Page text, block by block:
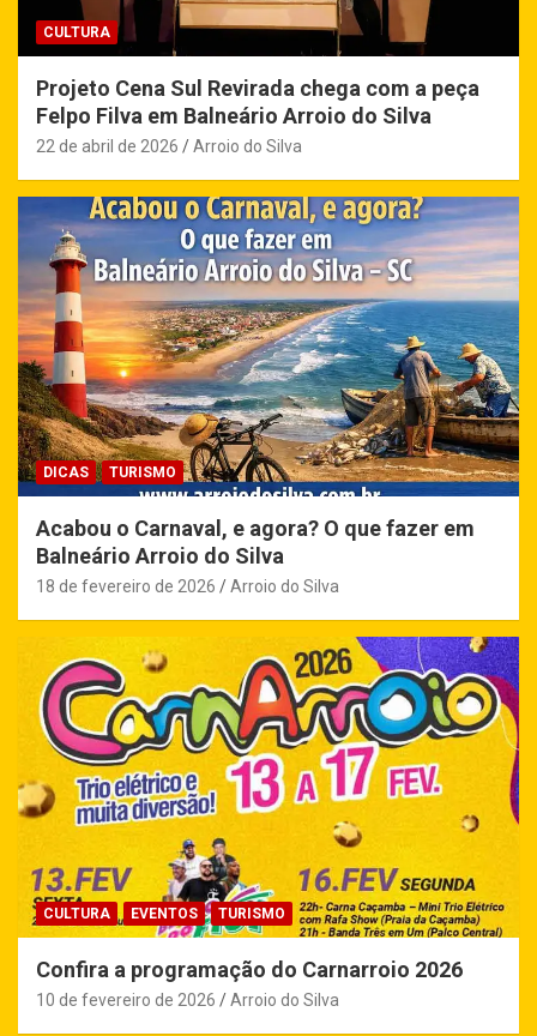
CULTURA
Projeto Cena Sul Revirada chega com a peça
Felpo Filva em Balneário Arroio do Silva
22 de abril de 2026 Arroio do Silva
DICAS TURISMO
Acabou o Carnaval, e agora? O que fazer em
Balneário Arroio do Silva
18 de fevereiro de 2026 Arroio do Silva
CULTURA EVENTOS TURISMO
Confira a programação do Carnarroio 2026
10 de fevereiro de 2026 Arroio do Silva